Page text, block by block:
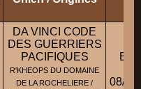
DA VINCI CODE
DES GUERRIERS
PACIFIQUES
R'KHEOPS DU DOMAINE
DE LA ROCHELIERE /
08/